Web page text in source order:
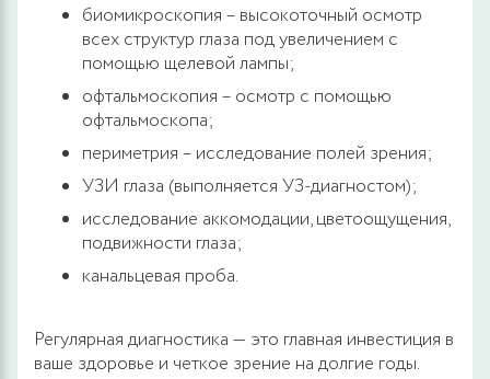
биомикроскопия – высокоточный осмотр
всех структур глаза под увеличением с
помощью щелевой лампы;
офтальмоскопия – осмотр с помощью
офтальмоскопа;
периметрия – исследование полей зрения;
УЗИ глаза (выполняется УЗ-диагностом);
исследование аккомодации, цветоощущения,
подвижности глаза;
канальцевая проба.
Регулярная диагностика — это главная инвестиция в
ваше здоровье и четкое зрение на долгие годы.